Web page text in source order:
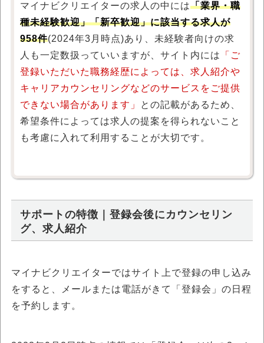
マイナビクリエイターの求人の中には「業界・職
種未経験歓迎」「新卒歓迎」に該当する求人が
958件(2024年3月時点)あり、未経験者向けの求
人も一定数扱っていいますが、サイト内には
「ご
登録いただいた職務経歴によっては、求人紹介や
キャリアカウンセリングなどのサービスをご提供
できない場合があります」
との記載があるため、
希望条件によっては求人の提案を得られないこと
も考慮に入れて利用することが大切です。
サポートの特徴｜登録会後にカウンセリン
グ、求人紹介
マイナビクリエイターではサイト上で登録の申し込み
をすると、メールまたは電話がきて「登録会」の日程
を予約します。